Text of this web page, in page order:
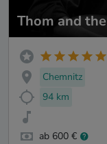
Thom and
Chemnitz
94 km
ab 600 €